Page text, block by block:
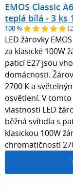
EMOS Classic
teplá bílá - 3 ks
100 %
LED žárovky
za klasické 100W
paticí E27 jsou
domácnosti.
2700 K a
osvětlení. V
vlastnosti LED
běžná svítidla s
klasickou 100W
chromatičnosti